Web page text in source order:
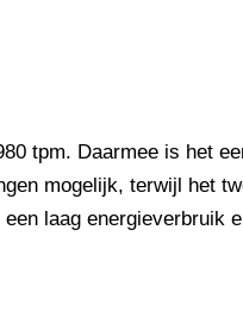
tpm. Daarmee is het
mogelijk, terwijl het
laag energieverbruik